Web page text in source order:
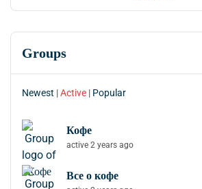
Groups
Newest |Active | Popular
Кофе
active 2 years ago
Все о кофе